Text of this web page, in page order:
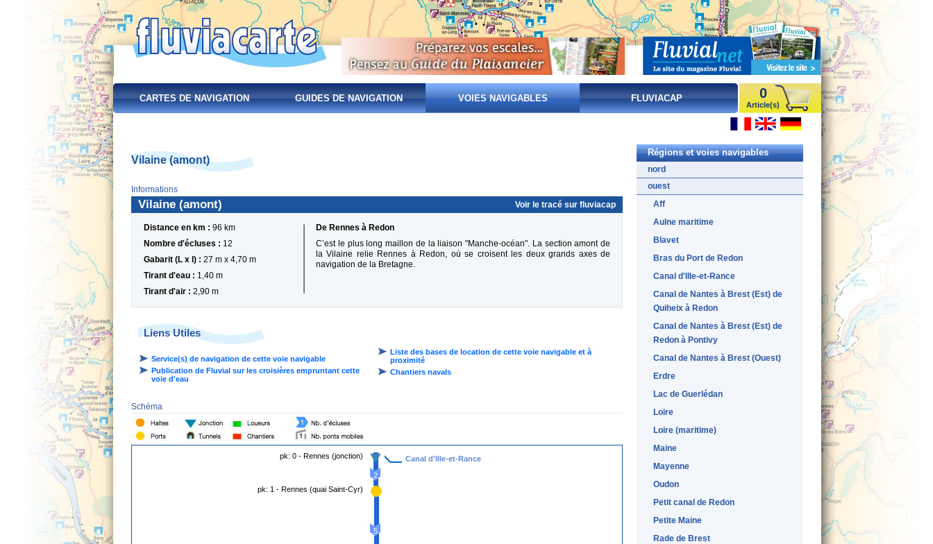
CARTES DE NAVIGATION GUIDES DE NAVIGATION VOIES NAVIGABLES FLUVIACAP 0
Article(s)
Vilaine (amont)
Informations
Vilaine (amont) Voir le tracé sur fluviacap
Distance en km : 96 km
Nombre d'écluses : 12
Gabarit (L x l) : 27 m x 4,70 m
Tirant d'eau : 1,40 m
Tirant d'air : 2,90 m
De Rennes à Redon
C’est le plus long maillon de la liaison "Manche-océan". La section amont de
la Vilaine relie Rennes à Redon, où se croisent les deux grands axes de
navigation de la Bretagne.
Liens Utiles
Service(s) de navigation de cette voie navigable
Publication de Fluvial sur les croisières empruntant cette
voie d'eau
Liste des bases de location de cette voie navigable et à
proximité
Chantiers navals
Schéma
pk: 0 - Rennes (jonction)
2
Canal d'Ille-et-Rance
pk: 1 - Rennes (quai Saint-Cyr)
5
Régions et voies navigables
nord
ouest
Aff
Aulne maritime
Blavet
Bras du Port de Redon
Canal d'Ille-et-Rance
Canal de Nantes à Brest (Est) de
Quiheix à Redon
Canal de Nantes à Brest (Est) de
Redon à Pontivy
Canal de Nantes à Brest (Ouest)
Erdre
Lac de Guerlédan
Loire
Loire (maritime)
Maine
Mayenne
Oudon
Petit canal de Redon
Petite Maine
Rade de Brest